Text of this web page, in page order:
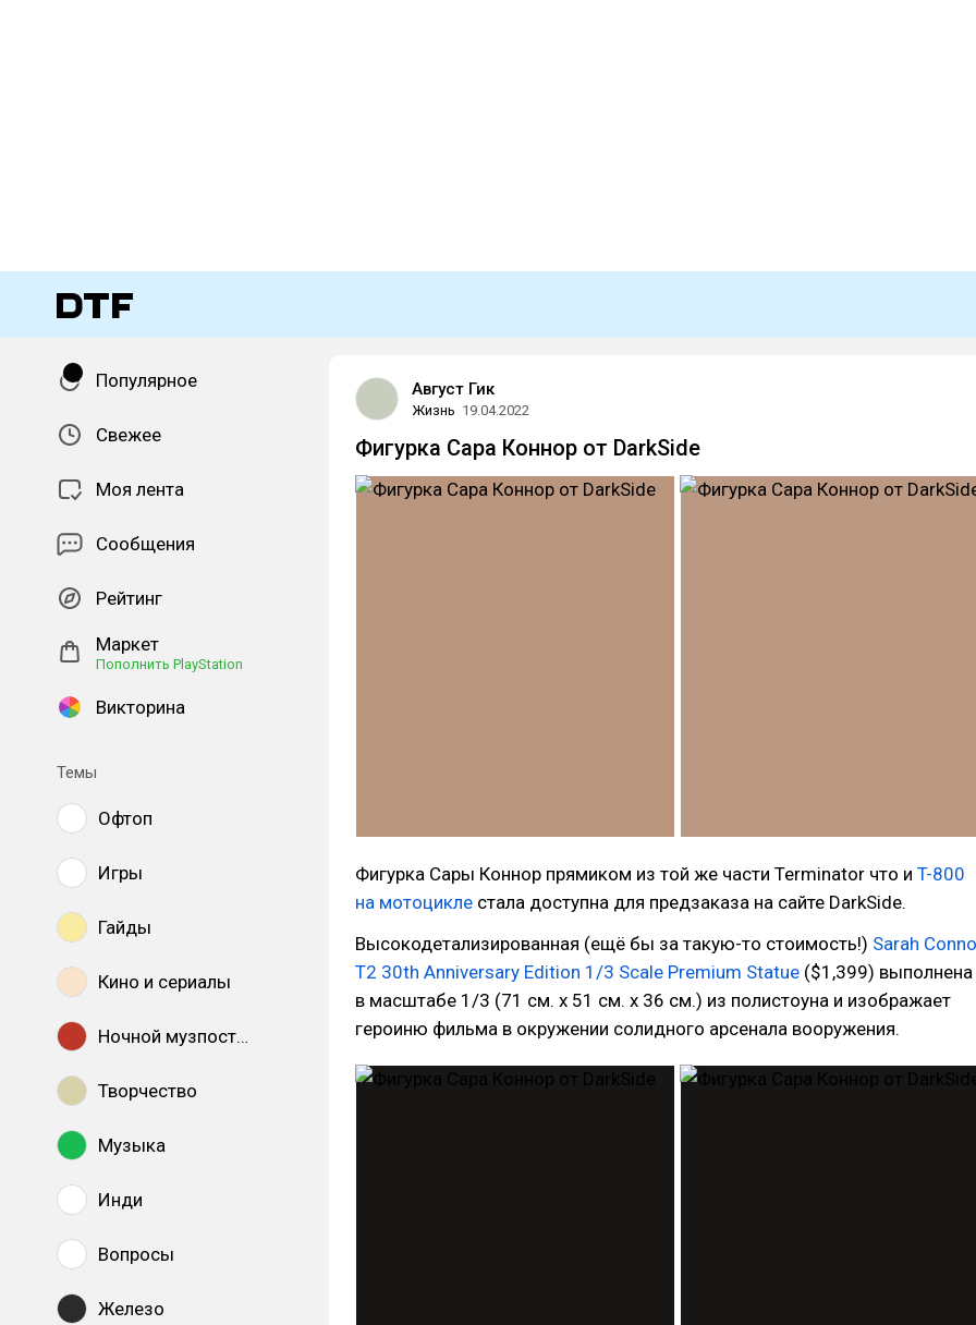
Популярное
Свежее
Моя лента
Сообщения
Рейтинг
Маркет
Пополнить PlayStation
Викторина
Темы
Офтоп
Игры
Гайды
Кино и сериалы
Ночной музпостинг
Творчество
Музыка
Инди
Вопросы
Железо
Август Гик
Жизнь 19.04.2022
Фигурка Сара Коннор от DarkSide
Фигурка Сары Коннор прямиком из той же части Terminator что и T-800
на мотоцикле стала доступна для предзаказа на сайте DarkSide.
Высокодетализированная (ещё бы за такую-то стоимость!) Sarah
T2 30th Anniversary Edition 1/3 Scale Premium Statue ($1,399) выполнена
в масштабе 1/3 (71 см. x 51 см. x 36 см.) из полистоуна и изображает
героиню фильма в окружении солидного арсенала вооружения.